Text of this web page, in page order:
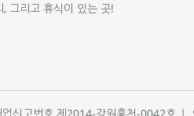
그리고 휴식이 있는 곳!